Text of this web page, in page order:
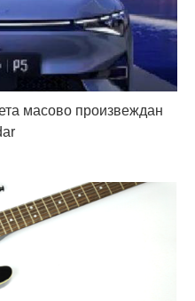
масово произвеждан